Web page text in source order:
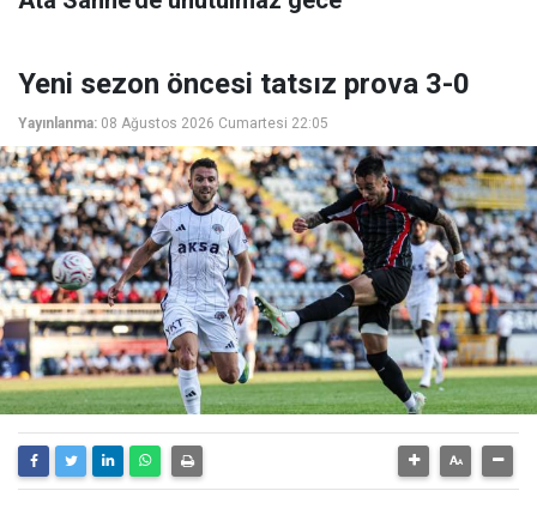
Yeni sezon öncesi tatsız prova 3-0
Yayınlanma: 08 Ağustos 2026 Cumartesi 22:05